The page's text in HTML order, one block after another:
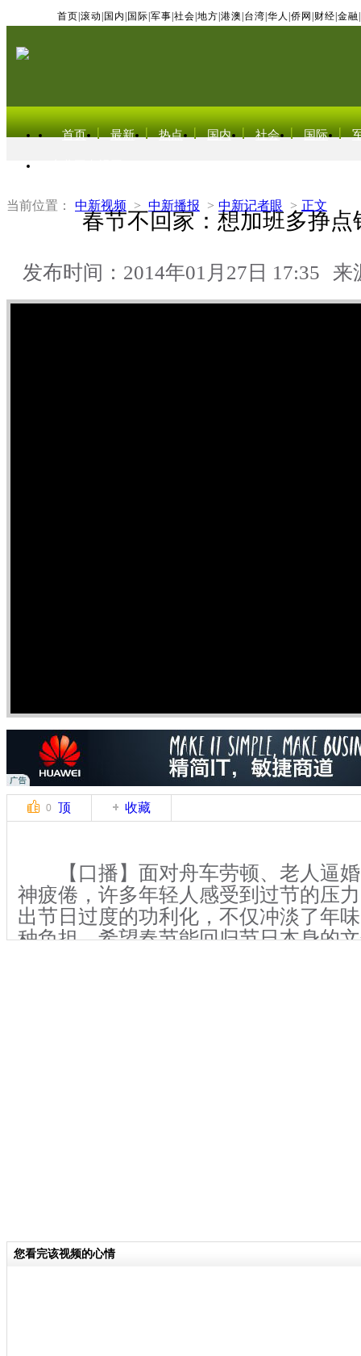
首页 滚动 国内 国际 军事 社会 地方 港澳 台湾 华人 侨网 财经 金融
首页 最新 热点 国内 社会 国际
当前位置： 中新视频 > 中新播报 > 中新记者眼 > 正文
春节不回家：想加班多挣点
发布时间：2014年01月27日 17:35 来
0 顶 收藏
【口播】面对舟车劳顿、老人逼婚
神疲倦，许多年轻人感受到过节的压
出节日过度的功利化，不仅冲淡了年
种负担。希望春节能回归节日本身的
您看完该视频的心情